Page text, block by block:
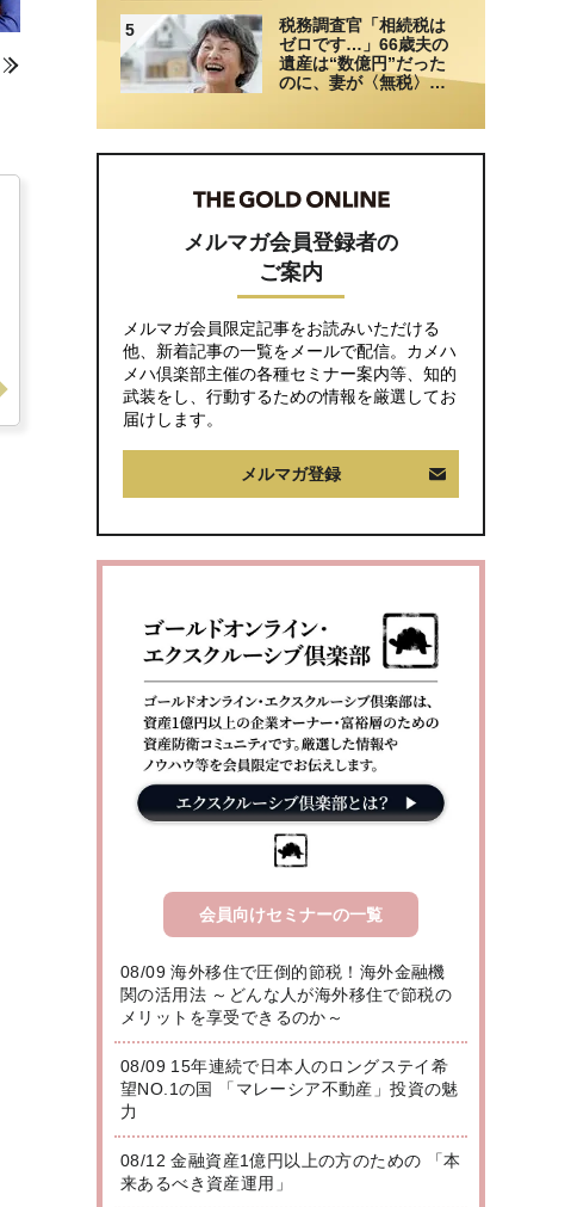
5
税務調査官「相続税は
ゼロです…」66歳夫の
遺産は“数億円”だった
のに、妻が〈無税〉で
メルマガ会員登録者の
ご案内
メルマガ会員限定記事をお読みいただける
他、新着記事の一覧をメールで配信。カメハ
メハ倶楽部主催の各種セミナー案内等、知的
武装をし、行動するための情報を厳選してお
届けします。
メルマガ登録
会員向けセミナーの一覧
08/09 海外移住で圧倒的節税！海外金融機
関の活用法 ～どんな人が海外移住で節税の
メリットを享受できるのか～
08/09 15年連続で日本人のロングステイ希
望NO.1の国 「マレーシア不動産」投資の魅
力
08/12 金融資産1億円以上の方のための 「本
来あるべき資産運用」